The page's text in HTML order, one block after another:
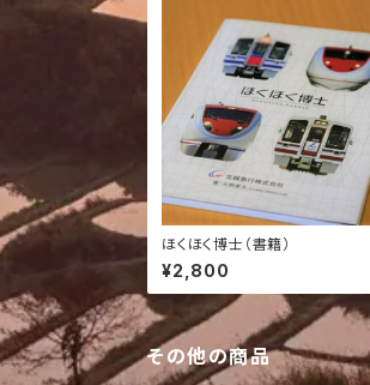
ほくほく博士（書籍）
¥2,800
その他の商品